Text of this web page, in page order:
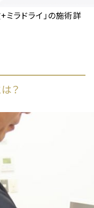
」の施術詳
？